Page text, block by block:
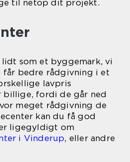
til netop dit projekt.
som et byggemark, vi
får bedre rådgivning i et
lavpris
billige, fordi de går ned
meget rådgivning de
kan du få god
ligegyldigt om
i Vinderup, eller andre